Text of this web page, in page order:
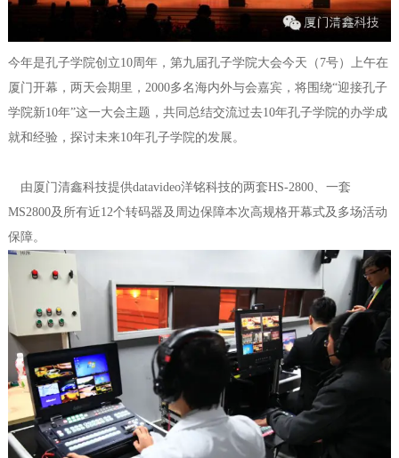
今年是孔子学院创立10周年，第九届孔子学院大会今天（7号）上午在
厦门开幕，两天会期里，2000多名海内外与会嘉宾，将围绕“迎接孔子
学院新10年”这一大会主题，共同总结交流过去10年孔子学院的办学成
就和经验，探讨未来10年孔子学院的发展。
由厦门清鑫科技提供datavideo洋铭科技的两套HS-2800、一套
MS2800及所有近12个转码器及周边保障本次高规格开幕式及多场活动
保障。